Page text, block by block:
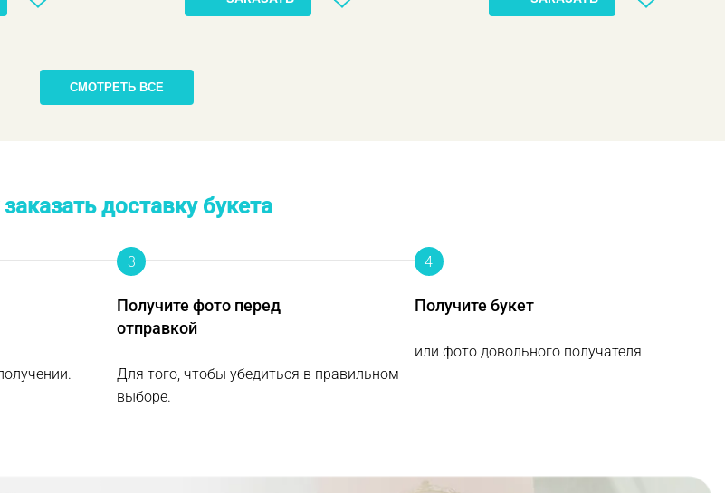
СМОТРЕТЬ ВСЕ
заказать доставку букета
3
Получите фото перед
отправкой
Для того, чтобы убедиться в правильном
выборе.
4
Получите букет
или фото довольного получателя